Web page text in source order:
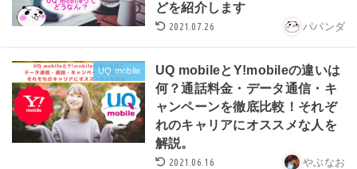
どを紹介します
2021.07.26 パパンダ
UQ mobile
UQ mobileとY!mobileの違いは
何？通話料金・データ通信・キ
ャンペーンを徹底比較！それぞ
れのキャリアにオススメな人を
解説。
2021.06.16 やぶなお